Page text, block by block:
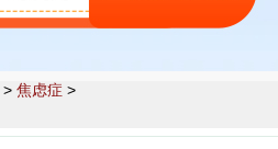
> 焦虑症 >